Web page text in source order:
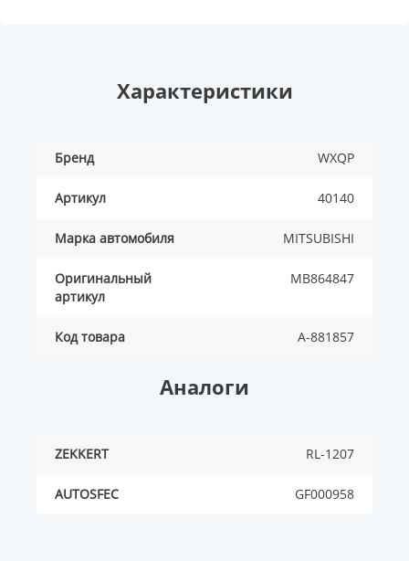
Характеристики
Бренд WXQP
Артикул 40140
Марка автомобиля MITSUBISHI
Оригинальный
артикул
MB864847
Код товара A-881857
Аналоги
ZEKKERT RL-1207
AUTOSFEC GF000958